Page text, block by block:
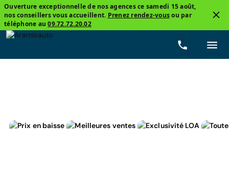
Ouverture exceptionnelle de nos agences ce samedi 15 août,
nos conseillers vous accueillent. Prenez rendez-vousou par
téléphone au09.72.72.20.02
Prix